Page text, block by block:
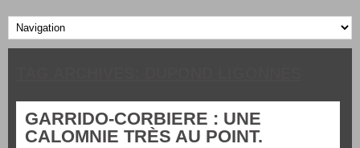
GARRIDO-CORBIERE : UNE
CALOMNIE TRÈS AU POINT.